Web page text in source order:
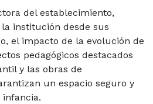
del establecimiento,
institución desde sus
el impacto de la evolución de
pedagógicos destacados
y las obras de
un espacio seguro y